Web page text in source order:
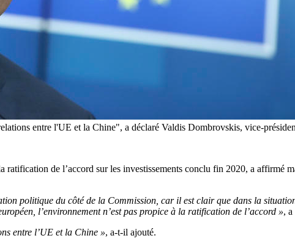
entre l'UE et la Chine", a déclaré Valdis Dombrovskis, vice-
ratification de l’accord sur les investissements conclu fin 2020, a affirmé
politique du côté de la Commission, car il est clair que dans la
l’environnement n’est pas propice à la ratification de l’accord »,
entre l’UE et la Chine », a-t-il ajouté.